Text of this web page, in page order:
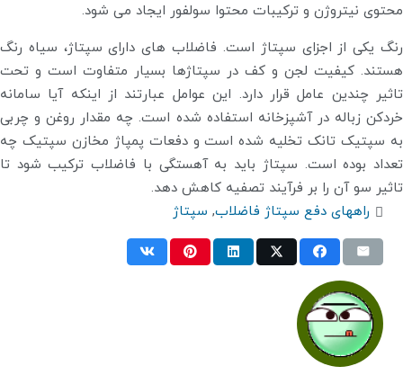
محتوی نیتروژن و ترکیبات محتوا سولفور ایجاد می شود.
رنگ یکی از اجزای سپتاژ است. فاضلاب های دارای سپتاژ، سیاه رنگ
هستند. کیفیت لجن و کف در سپتاژها بسیار متفاوت است و تحت
تاثیر چندین عامل قرار دارد. این عوامل عبارتند از اینکه آیا سامانه
خردکن زباله در آشپزخانه استفاده شده است. چه مقدار روغن و چربی
به سپتیک تانک تخلیه شده است و دفعات پمپاژ مخازن سپتیک چه
تعداد بوده است. سپتاژ باید به آهستگی با فاضلاب ترکیب شود تا
تاثیر سو آن را بر فرآیند تصفیه کاهش دهد.
راههای دفع سپتاژ فاضلاب, سپتاژ